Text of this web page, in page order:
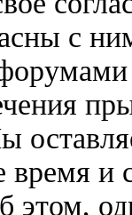
с
время и
этом,